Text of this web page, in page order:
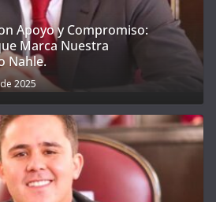
Apoyo y Compromiso:
Marca Nuestra
Nahle.
2025